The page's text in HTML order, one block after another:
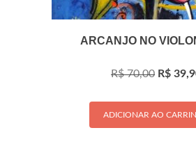
ARCANJO NO
R$70,00 O
original
era:
R$
R$
ADICIONAR AO